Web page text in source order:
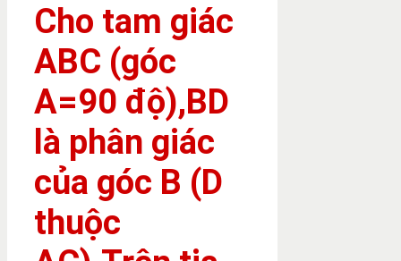
Cho tam giác
ABC (góc
A=90 độ),BD
là phân giác
của góc B (D
thuộc